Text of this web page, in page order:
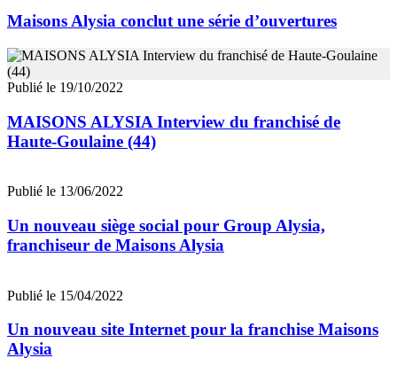
Maisons Alysia conclut une série d’ouvertures
Publié le 19/10/2022
MAISONS ALYSIA Interview du franchisé de
Haute-Goulaine (44)
Publié le 13/06/2022
Un nouveau siège social pour Group Alysia,
franchiseur de Maisons Alysia
Publié le 15/04/2022
Un nouveau site Internet pour la franchise Maisons
Alysia